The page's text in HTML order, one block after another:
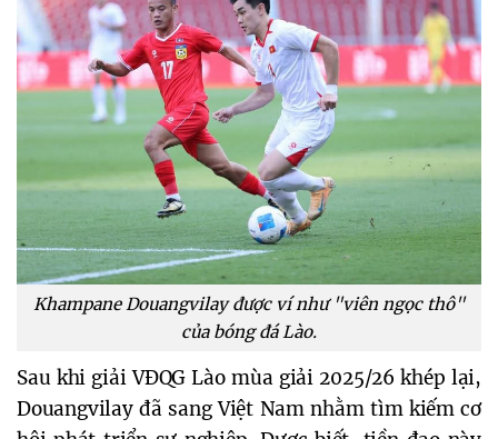
Khampane Douangvilay được ví như "viên ngọc thô"
của bóng đá Lào.
Sau khi giải VĐQG Lào mùa giải 2025/26 khép lại,
Douangvilay đã sang Việt Nam nhằm tìm kiếm cơ